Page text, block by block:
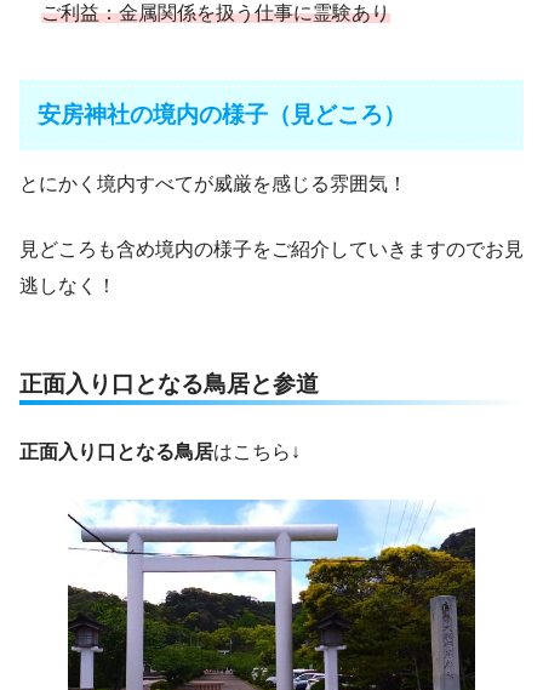
ご利益：金属関係を扱う仕事に霊験あり
安房神社の境内の様子（見どころ）
とにかく境内すべてが威厳を感じる雰囲気！
見どころも含め境内の様子をご紹介していきますのでお見
逃しなく！
正面入り口となる鳥居と参道
正面入り口となる鳥居はこちら↓